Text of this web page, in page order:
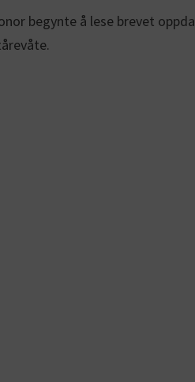
begynte å lese brevet